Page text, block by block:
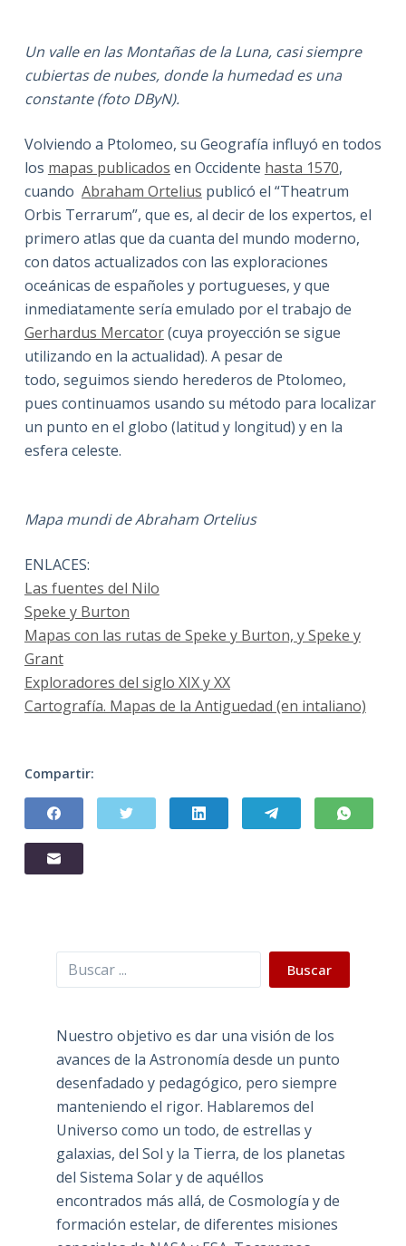
Un valle en las Montañas de la Luna, casi siempre
cubiertas de nubes, donde la humedad es una
constante (foto DByN).
Volviendo a Ptolomeo, su Geografía influyó en todos
los mapas publicados en Occidente hasta 1570,
cuando Abraham Ortelius publicó el “Theatrum
Orbis Terrarum”, que es, al decir de los expertos, el
primero atlas que da cuanta del mundo moderno,
con datos actualizados con las exploraciones
oceánicas de españoles y portugueses, y que
inmediatamente sería emulado por el trabajo de
Gerhardus Mercator(cuya proyección se sigue
utilizando en la actualidad). A pesar de
todo, seguimos siendo herederos de Ptolomeo,
pues continuamos usando su método para localizar
un punto en el globo (latitud y longitud) y en la
esfera celeste.
Mapa mundi de Abraham Ortelius
ENLACES:
Las fuentes del Nilo
Speke y Burton
Mapas con las rutas de Speke y Burton, y Speke y
Grant
Exploradores del siglo XIX y XX
Cartografía. Mapas de la Antiguedad (en intaliano)
Compartir:
Buscar Buscar
Nuestro objetivo es dar una visión de los
avances de la Astronomía desde un punto
desenfadado y pedagógico, pero siempre
manteniendo el rigor. Hablaremos del
Universo como un todo, de estrellas y
galaxias, del Sol y la Tierra, de los planetas
del Sistema Solar y de aquéllos
encontrados más allá, de Cosmología y de
formación estelar, de diferentes misiones